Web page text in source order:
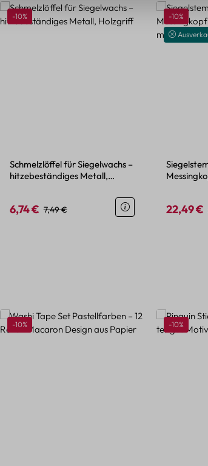
Rabatt
-10%
Schmelzlöffel für Siegelwachs –
hitzebeständiges Metall,
Verkaufspreis:
6,74 € Regulärer Preis:
7,49 €
Rabatt
-10%
22,49 €
Rabatt
-10% Rabatt
-10%